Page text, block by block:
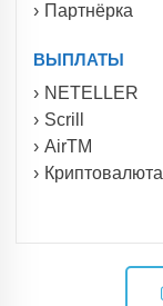
Партнёрка
ВЫПЛАТЫ
NETELLER
Scrill
AirTM
Криптовалюта